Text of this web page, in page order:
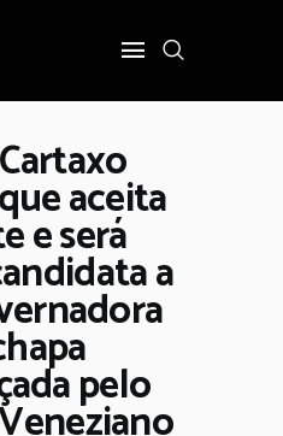
aceita
e será
a
pelo